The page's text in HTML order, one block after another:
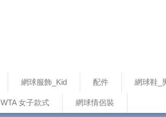
網球服飾_Kid 配件 網球鞋_
WTA 女子款式 網球情侶裝